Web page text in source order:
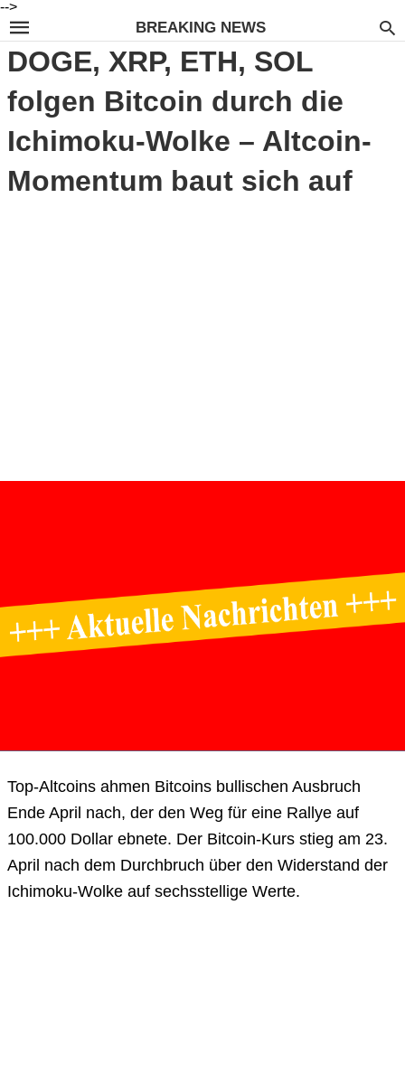
-->
BREAKING NEWS
DOGE, XRP, ETH, SOL
folgen Bitcoin durch die
Ichimoku-Wolke – Altcoin-
Momentum baut sich auf
Top-Altcoins ahmen Bitcoins bullischen Ausbruch
Ende April nach, der den Weg für eine Rallye auf
100.000 Dollar ebnete. Der Bitcoin-Kurs stieg am 23.
April nach dem Durchbruch über den Widerstand der
Ichimoku-Wolke auf sechsstellige Werte.